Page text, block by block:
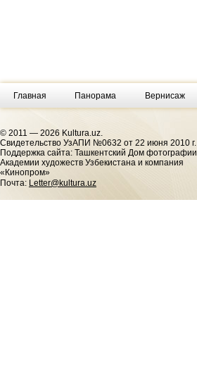
Главная Панорама Вернисаж
© 2011 — 2026 Kultura.uz.
Cвидетельство УзАПИ №0632 от 22 июня 2010 г.
Поддержка сайта: Ташкентский Дом фотографии
Академии художеств Узбекистана и компания
«Кинопром»
Почта: Letter@kultura.uz